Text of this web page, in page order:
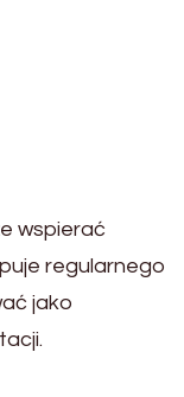
wspierać
regularnego
jako